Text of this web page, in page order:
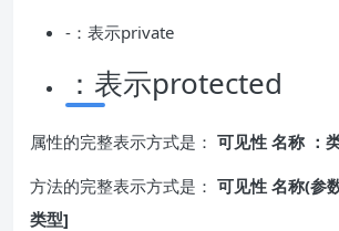
-：表示private
：表示protected
属性的完整表示方式是： 可见性 名称 ：
方法的完整表示方式是： 可见性 名称(参
类型]